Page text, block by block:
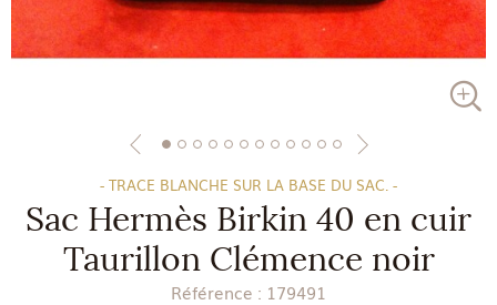
- TRACE BLANCHE SUR LA BASE DU SAC. -
Sac Hermès Birkin 40 en cuir
Taurillon Clémence noir
Référence : 179491